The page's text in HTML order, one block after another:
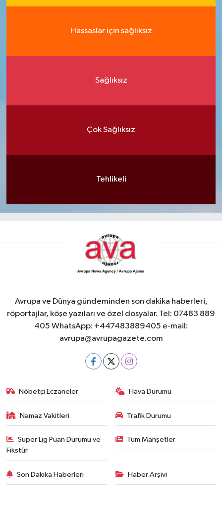
Hassaslar için sağlıksız
Sağlıksız
Çok Sağlıksız
Tehlikeli
Avrupa ve Dünya gündeminden son dakika haberleri,
röportajlar, köşe yazıları ve özel dosyalar. Tel: 07483 889
405 WhatsApp: +447483889405 e-mail:
avrupa@avrupagazete.com
Nöbetçi Eczaneler Hava Durumu
Namaz Vakitleri Trafik Durumu
Süper Lig Puan Durumu ve
Fikstür
Tüm Manşetler
Son Dakika Haberleri Haber Arşivi